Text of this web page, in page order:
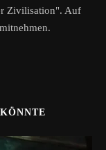
Zivilisation". Auf